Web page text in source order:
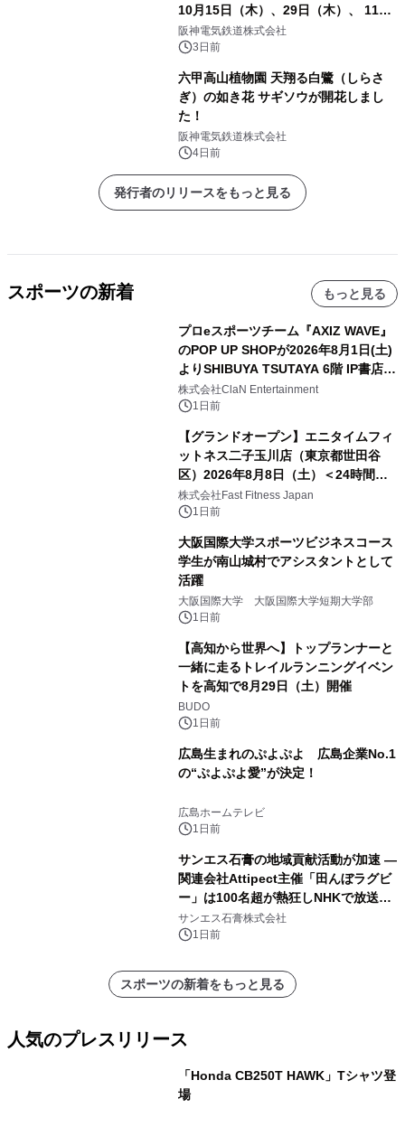
10月15日（木）、29日（木）、 11月
5日（木）、12日（木）に開催！
阪神電気鉄道株式会社
3日前
六甲高山植物園 天翔る白鷺（しらさ
ぎ）の如き花 サギソウが開花しまし
た！
阪神電気鉄道株式会社
4日前
発行者のリリースをもっと見る
スポーツの新着 もっと見る
プロeスポーツチーム『AXIZ WAVE』
のPOP UP SHOPが2026年8月1日(土)
よりSHIBUYA TSUTAYA 6階 IP書店で
開催決定！！
株式会社ClaN Entertainment
1日前
【グランドオープン】エニタイムフィ
ットネス二子玉川店（東京都世田谷
区）2026年8月8日（土）＜24時間年
中無休のフィットネスジム＞
株式会社Fast Fitness Japan
1日前
大阪国際大学スポーツビジネスコース
学生が南山城村でアシスタントとして
活躍
大阪国際大学 大阪国際大学短期大学部
1日前
【高知から世界へ】トップランナーと
一緒に走るトレイルランニングイベン
トを高知で8月29日（土）開催
BUDO
1日前
広島生まれのぷよぷよ 広島企業No.1
の“ぷよぷよ愛”が決定！
広島ホームテレビ
1日前
サンエス石膏の地域貢献活動が加速 ―
関連会社Attipect主催「田んぼラグビ
ー」は100名超が熱狂しNHKで放送さ
れました。
サンエス石膏株式会社
1日前
スポーツの新着をもっと見る
人気のプレスリリース
「Honda CB250T HAWK」Tシャツ登
場